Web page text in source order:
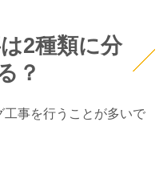
2種類に分
？
事を行うことが多いで